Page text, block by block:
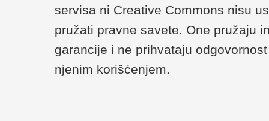
servisa ni Creative Commons nisu
pružati pravne savete. One pružaju
garancije i ne prihvataju
njenim korišćenjem.